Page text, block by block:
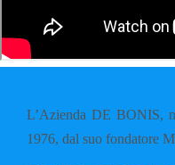
L’Azienda DE BONIS,
1976, dal suo fondatore